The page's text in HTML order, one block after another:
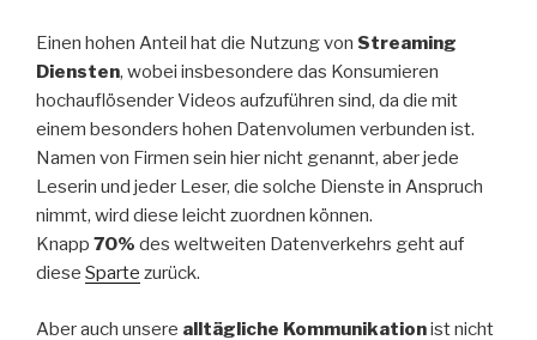
Einen hohen Anteil hat die Nutzung von Streaming
Diensten, wobei insbesondere das Konsumieren
hochauflösender Videos aufzuführen sind, da die mit
einem besonders hohen Datenvolumen verbunden ist.
Namen von Firmen sein hier nicht genannt, aber jede
Leserin und jeder Leser, die solche Dienste in Anspruch
nimmt, wird diese leicht zuordnen können.
Knapp 70% des weltweiten Datenverkehrs geht auf
diese Sparte zurück.
Aber auch unsere alltägliche Kommunikationist nicht